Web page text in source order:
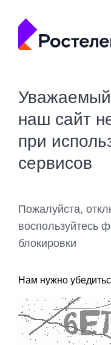
Уважаемый
наш сайт
при
сервисов
Пожалуйста,
воспользуйтесь
блокировки
Нам нужно